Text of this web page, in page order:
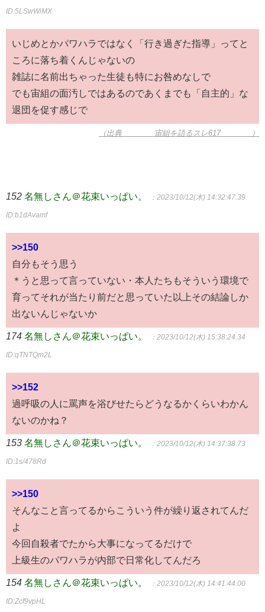
ID:5LSwWiMX
いじめとかパワハラではなく「行き過ぎた指導」ってと
ころに落ち着くんじゃないの
雑誌に名前出ちゃった生徒も特にお咎めなしで
でも宙組の面汚しではあるのであくまでも「自主的」な
退団を促す感じで
（出典 ∞∞∞∞宙組を語るスレ617∞∞∞∞）
152 名無しさん＠花束いっぱい。 ：2023/10/12(木) 14:32:47.39
ID:b1dAvamf
>>150
自分もそう思う
＊うと思って言っていない・本人たちもそういう環境で
育ってそれが当たり前だと思っていた以上その結論しか
出ないんじゃないか
174 名無しさん＠花束いっぱい。 ：2023/10/12(木) 15:38:24.34
ID:qTNTQm2L
>>152
過呼吸の人に罵声を浴びせたらどうなるかくらいわかん
ないのかね？
153 名無しさん＠花束いっぱい。 ：2023/10/12(木) 14:37:38.73
ID:1s/478Rd
>>150
そんなこと言ってるからこういう件が繰り返されてんだ
よ
今回自殺者でたから大事になってるだけで
上級生のパワハラが内部で日常化してんだろ
154 名無しさん＠花束いっぱい。 ：2023/10/12(木) 14:41:44.00
ID:Zcf9vpHL